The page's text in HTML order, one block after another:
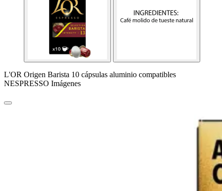
L'OR Origen Barista 10 cápsulas aluminio compatibles
NESPRESSO Imágenes